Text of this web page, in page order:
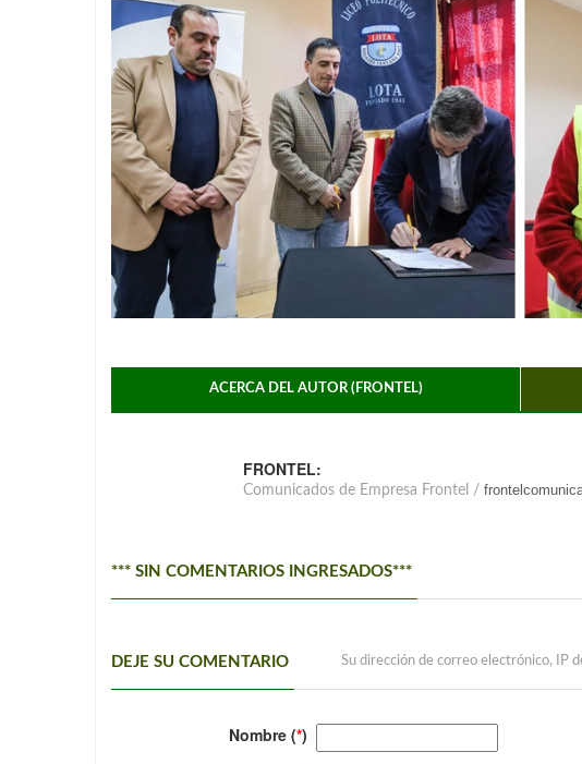
ACERCA DEL AUTOR (FRONTEL)
FRONTEL:
Comunicados de Empresa Frontel /
*** SIN COMENTARIOS INGRESADOS***
DEJE SU COMENTARIO Su dirección de correo electrónico, IP
Nombre (*)